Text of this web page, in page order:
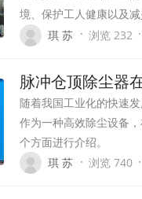
境、保护工人健康以及
琪 苏 · 浏览 232 ·
脉冲仓顶除尘器
随着我国工业化的快速
作为一种高效除尘设备
个方面进行介绍。
琪 苏 · 浏览 740 ·